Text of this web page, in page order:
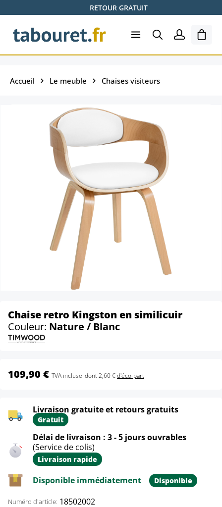
Passer au contenu principalRETOUR GRATUIT
Le
Accueil Le meuble Chaises visiteurs
Chaise retro Kingston en similicuir
Couleur: Nature / Blanc
109,90 € TVA incluse dont 2,60 €d'éco-part
Livraison gratuite et retours gratuits
Gratuit
Délai de livraison : 3 - 5 jours ouvrables
(Service de colis)
Livraison rapide
Disponible immédiatement Disponible
Numéro d'article: 18502002